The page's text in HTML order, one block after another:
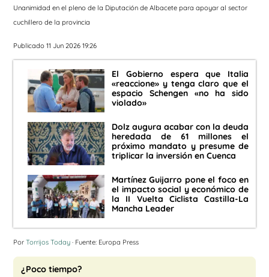
Unanimidad en el pleno de la Diputación de Albacete para apoyar al sector
cuchillero de la provincia
Publicado 11 Jun 2026 19:26
El Gobierno espera que Italia
«reaccione» y tenga claro que el
espacio Schengen «no ha sido
violado»
Dolz augura acabar con la deuda
heredada de 61 millones el
próximo mandato y presume de
triplicar la inversión en Cuenca
Martínez Guijarro pone el foco en
el impacto social y económico de
la II Vuelta Ciclista Castilla-La
Mancha Leader
Por Torrijos Today · Fuente: Europa Press
¿Poco tiempo?